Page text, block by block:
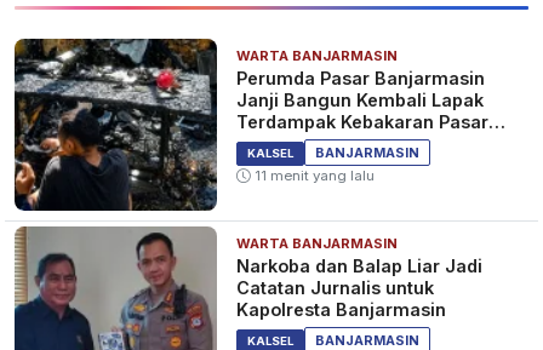
WARTA BANJARMASIN
Perumda Pasar Banjarmasin
Janji Bangun Kembali Lapak
Terdampak Kebakaran Pasar
Teluk Dalam
KALSEL
BANJARMASIN
11 menit yang lalu
WARTA BANJARMASIN
Narkoba dan Balap Liar Jadi
Catatan Jurnalis untuk
Kapolresta Banjarmasin
KALSEL
BANJARMASIN